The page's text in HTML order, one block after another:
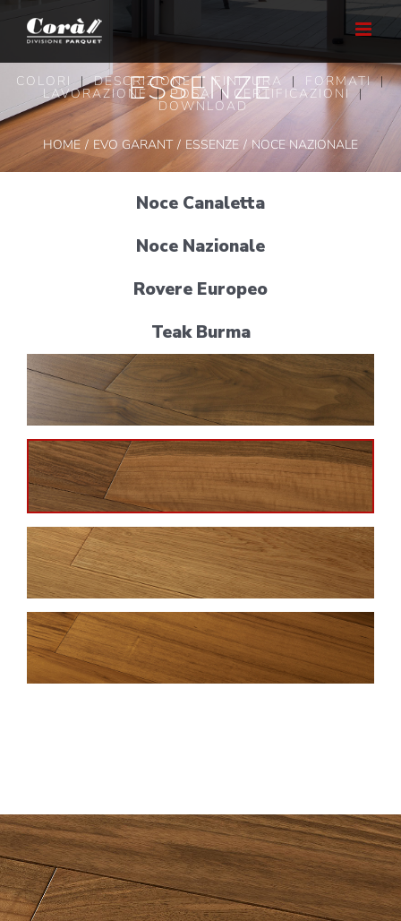
contenuto
COLORI |DESCRIZIONE|FINITURA | FORMATI|
LAVORAZIONE|POSA | CERTIFICAZIONI |
DOWNLOAD
ESSENZE
HOME EVO GARANT ESSENZE NOCE NAZIONALE
Noce Canaletta
Noce Nazionale
Rovere Europeo
Teak Burma